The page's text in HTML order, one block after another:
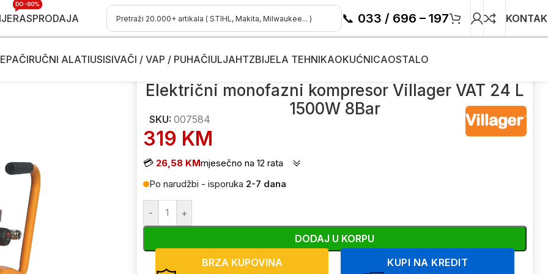
RASPRODAJA
DO -80%
📞 033 / 696 – 197
RUČNI ALATIUSISIVAČI / VAP / PUHAČIULJAHTZBIJELA TEHNIKAOKUĆNICAOSTALO
monofazni kompresori Električni monofazni kompresor Villager VAT 24 L 1500W 8Bar
Električni monofazni kompresor Villager VAT 24 L
1500W 8Bar
SKU: 007584
319 KM
💳 26,58 KMmjesečno na 12 rata
Po narudžbi - isporuka 2-7 dana
- +
DODAJ U KORPU
BRZA KUPOVINA
KUPI NA KREDIT